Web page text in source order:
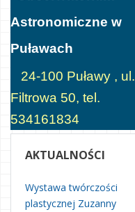
Astronomiczne w
Puławach
24-100 Puławy , ul.
Filtrowa 50, tel.
534161834
AKTUALNOŚCI
Wystawa twórczości
plastycznej Zuzanny